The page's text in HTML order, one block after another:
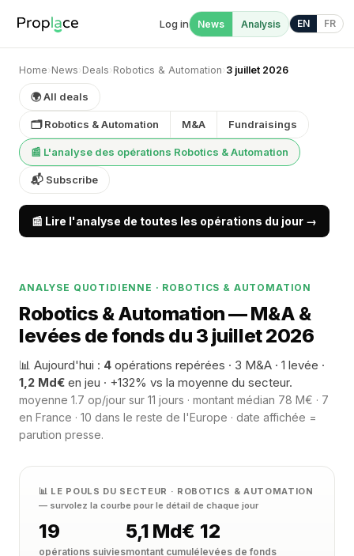
Log in News Analysis EN FR
Home› News› Deals› Robotics & Automation› 3 juillet 2026
🌍 All deals
🗂 Robotics & Automation M&A Fundraisings
📰 L'analyse des opérations Robotics & Automation
📬 Subscribe
📰 Lire l'analyse de toutes les opérations du jour →
ANALYSE QUOTIDIENNE · ROBOTICS & AUTOMATION
Robotics & Automation — M&A &
levées de fonds du 3 juillet 2026
📊 Aujourd'hui : 4 opérations repérées · 3 M&A · 1 levée ·
1,2 Md€ en jeu · +132% vs la moyenne du secteur.
moyenne 1.7 op/jour sur 11 jours · montant médian 78 M€ · 7
en France · 10 dans le reste de l'Europe · date affichée =
parution presse.
📊 LE POULS DU SECTEUR · ROBOTICS & AUTOMATION
— survolez la courbe pour le détail de chaque jour
19
opérations suivies
5,1 Md€
montant cumulé
12
levées de fonds